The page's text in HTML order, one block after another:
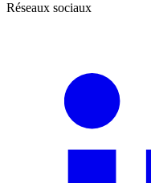
Réseaux sociaux